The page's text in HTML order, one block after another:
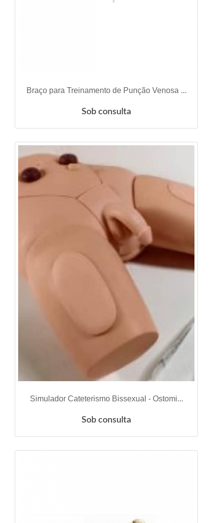
VER DETALHES
Braço para Treinamento de Punção Venosa ...
Sob consulta
VER DETALHES
Simulador Cateterismo Bissexual - Ostomi...
Sob consulta